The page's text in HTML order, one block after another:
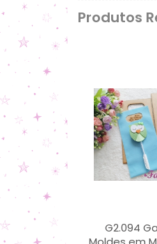
Produtos
G2.094